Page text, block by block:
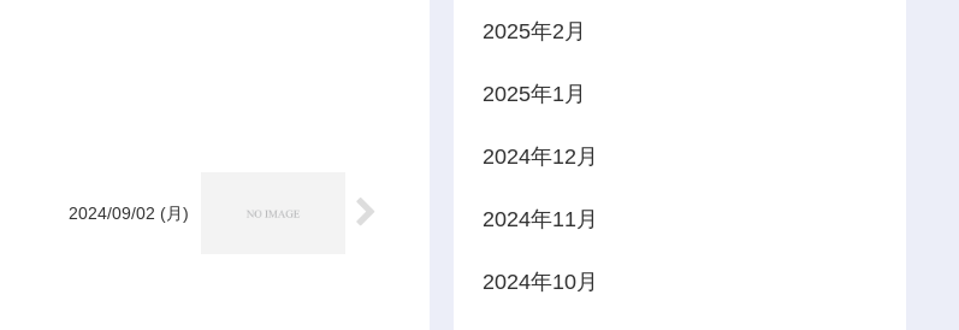
2024/09/02 (月)
2025年2月
2025年1月
2024年12月
2024年11月
2024年10月